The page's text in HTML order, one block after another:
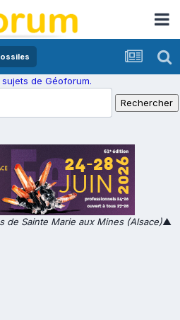
de Géoforum.
de Sainte Marie aux Mines (Alsace)▲